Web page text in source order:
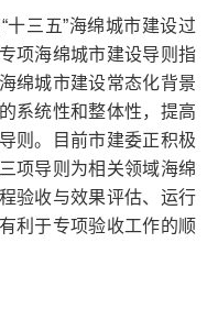
三五”海绵城市建设过
项海绵城市建设导则指
绵城市建设常态化背景
系统性和整体性，提高
则。目前市建委正积极
项导则为相关领域海绵
验收与效果评估、运行
利于专项验收工作的顺